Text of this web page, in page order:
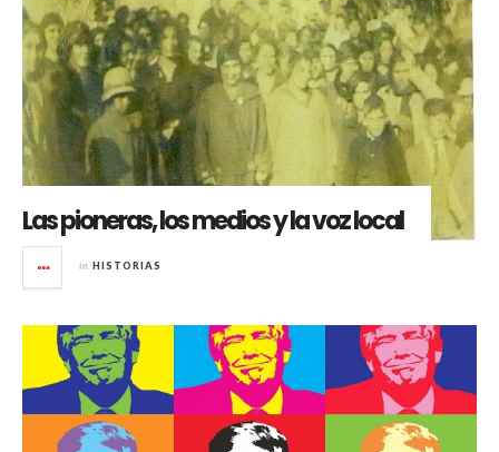
Las pioneras, los medios y la voz local
in HISTORIAS